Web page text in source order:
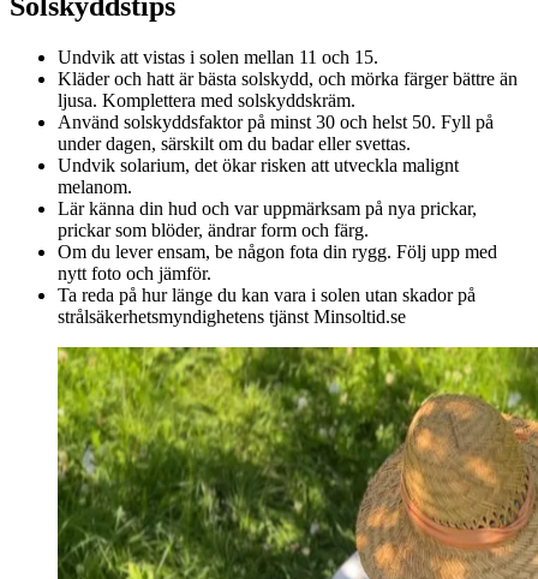
Solskyddstips
Undvik att vistas i solen mellan 11 och 15.
Kläder och hatt är bästa solskydd, och mörka färger bättre än
ljusa. Komplettera med solskyddskräm.
Använd solskyddsfaktor på minst 30 och helst 50. Fyll på
under dagen, särskilt om du badar eller svettas.
Undvik solarium, det ökar risken att utveckla malignt
melanom.
Lär känna din hud och var uppmärksam på nya prickar,
prickar som blöder, ändrar form och färg.
Om du lever ensam, be någon fota din rygg. Följ upp med
nytt foto och jämför.
Ta reda på hur länge du kan vara i solen utan skador på
strålsäkerhetsmyndighetens tjänst Minsoltid.se